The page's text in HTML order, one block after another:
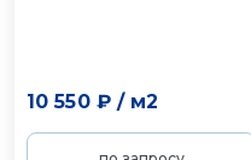
10 550 ₽/ м2